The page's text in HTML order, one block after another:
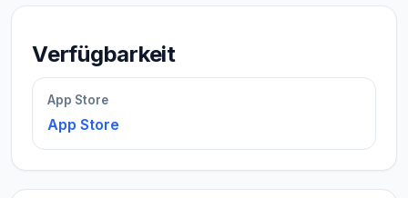
Verfügbarkeit
App Store
App Store